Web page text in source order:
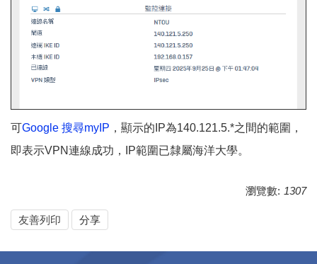
可Google 搜尋myIP ，顯示的IP為140.121.5.*之間的範圍，
即表示VPN連線成功，IP範圍已隸屬海洋大學。
瀏覽數: 1307
友善列印 分享